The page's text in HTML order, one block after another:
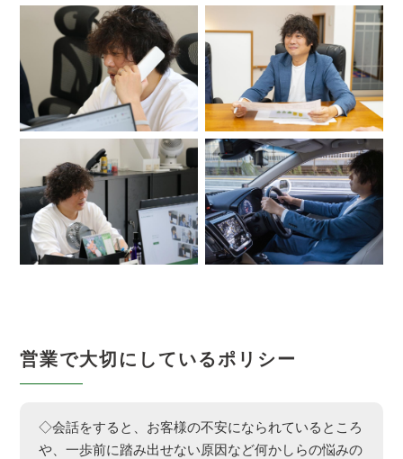
営業で大切にしているポリシー
◇会話をすると、お客様の不安になられているところ
や、一歩前に踏み出せない原因など何かしらの悩みの